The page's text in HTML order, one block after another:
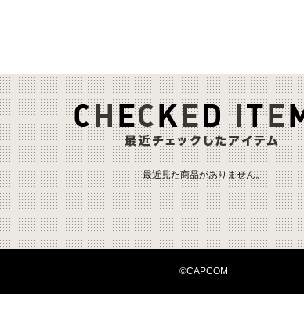
最近見た商品がありません。
©CAPCOM